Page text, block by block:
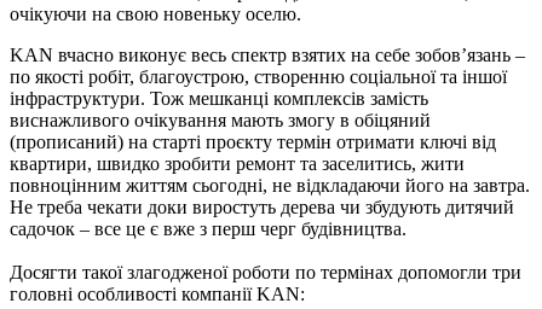
очікуючи на свою новеньку оселю.
KAN вчасно виконує весь спектр взятих на себе зобов’язань –
по якості робіт, благоустрою, створенню соціальної та іншої
інфраструктури. Тож мешканці комплексів замість
виснажливого очікування мають змогу в обіцяний
(прописаний) на старті проєкту термін отримати ключі від
квартири, швидко зробити ремонт та заселитись, жити
повноцінним життям сьогодні, не відкладаючи його на завтра.
Не треба чекати доки виростуть дерева чи збудують дитячий
садочок – все це є вже з перш черг будівництва.
Досягти такої злагодженої роботи по термінах допомогли три
головні особливості компанії KAN: